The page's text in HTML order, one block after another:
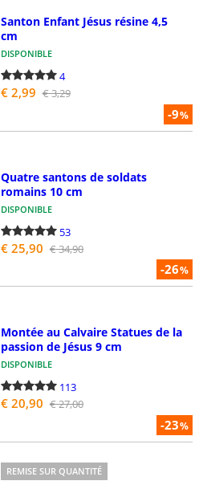
-9%
Santon Enfant Jésus résine 4,5
cm
DISPONIBLE
4
€ 2,99 € 3,29
-26%
Quatre santons de soldats
romains 10 cm
DISPONIBLE
53
€ 25,90 € 34,90
-23%
Montée au Calvaire Statues de la
passion de Jésus 9 cm
DISPONIBLE
113
€ 20,90 € 27,00
REMISE SUR QUANTITÉ